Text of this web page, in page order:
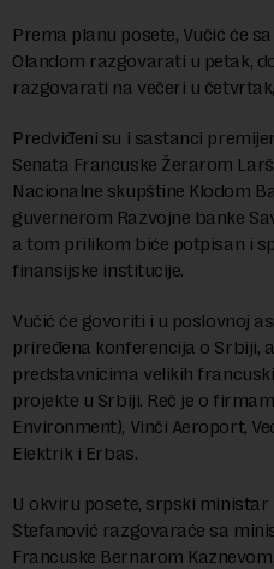
Prema planu posete, Vučić će
Olandom razgovarati u petak,
razgovarati na večeri u
Predviđeni su i sastanci
Senata Francuske Žerarom
Nacionalne skupštine Klodom
guvernerom Razvojne banke
a tom prilikom biće potpisan i
finansijske institucije.
Vučić će govoriti i u poslovnoj
priređena konferencija o Srbiji,
predstavnicima velikih
projekte u Srbiji. Reč je o
Environment), Vinči Aeroport,
Elektrik i Erbas.
U okviru posete, srpski
Stefanović razgovaraće sa
Francuske Bernarom